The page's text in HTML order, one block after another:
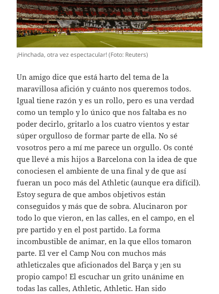
¡Hinchada, otra vez espectacular! (Foto: Reuters)
Un amigo dice que está harto del tema de la
maravillosa afición y cuánto nos queremos todos.
Igual tiene razón y es un rollo, pero es una verdad
como un templo y lo único que nos faltaba es no
poder decirlo, gritarlo a los cuatro vientos y estar
súper orgulloso de formar parte de ella. No sé
vosotros pero a mí me parece un orgullo. Os conté
que llevé a mis hijos a Barcelona con la idea de que
conociesen el ambiente de una final y de que así
fueran un poco más del Athletic (aunque era difícil).
Estoy segura de que ambos objetivos están
conseguidos y más que de sobra. Alucinaron por
todo lo que vieron, en las calles, en el campo, en el
pre partido y en el post partido. La forma
incombustible de animar, en la que ellos tomaron
parte. El ver el Camp Nou con muchos más
athleticzales que aficionados del Barça y ¡en su
propio campo! El escuchar un grito unánime en
todas las calles, Athletic, Athletic. Han sido